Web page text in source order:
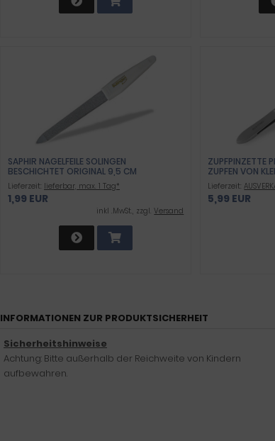
SAPHIR NAGELFEILE SOLINGEN
BESCHICHTET ORIGINAL 9,5 CM
Lieferzeit: lieferbar, max. 1 Tag*
1,99 EUR
inkl .MwSt., zzgl.Versand
ZUPFPINZETTE
ZUPFEN VON
Lieferzeit:
5,99 EUR
INFORMATIONEN ZUR PRODUKTSICHERHEIT
Sicherheitshinweise
Achtung: Bitte außerhalb der Reichweite von Kindern
aufbewahren.